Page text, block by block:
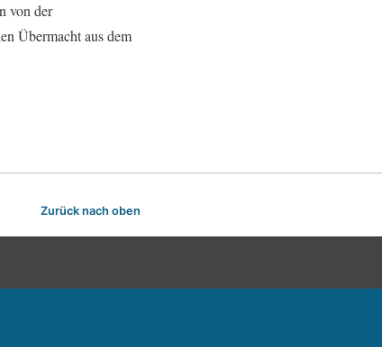
von der
Übermacht aus dem
Zurück nach oben